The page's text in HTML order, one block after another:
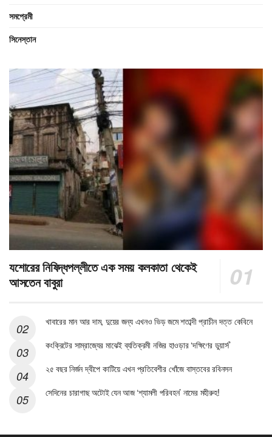
সমপ্রেমী
সিনেস্তান
যশোরের নিষিদ্ধপল্লীতে এক সময় কলকাতা থেকেই
আসতেন বাবুরা
খাবারের মান আর দাম, দুয়ের জন্য এখনও ভিড় জমে শতাব্দী প্রাচীন দত্ত কেবিনে
কংক্রিটের সাম্রাজ্যের মাঝেই ব্যতিক্রমী নজির হাওড়ার ‘দক্ষিণের ডুয়ার্স’
২৫ বছর নির্জন দ্বীপে কাটিয়ে এখন প্রতিবেশীর খোঁজে বাস্তবের রবিনসন
সেদিনের চারাগাছ অটোই যেন আজ ‘শ্যামলী পরিবহন’ নামের মহীরুহ!